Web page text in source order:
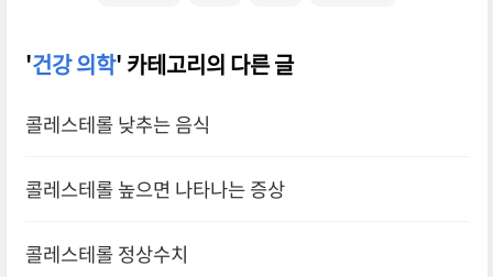
'건강 의학' 카테고리의 다른 글
콜레스테롤 낮추는 음식
콜레스테롤 높으면 나타나는 증상
콜레스테롤 정상수치